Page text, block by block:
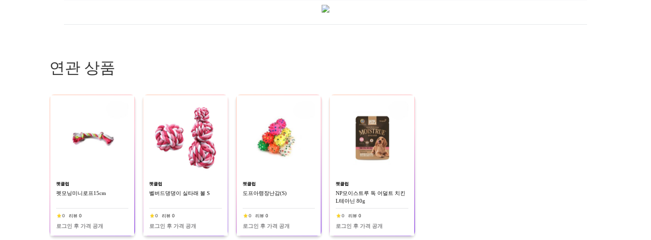
연관 상품
펫클럽
펫모닝미니로프15cm
0 리뷰 0
로그인 후 가격 공개
펫클럽
벨버드댕댕이 실타래 볼 S
0 리뷰 0
로그인 후 가격 공개
펫클럽
도프아령장난감(S)
0 리뷰 0
로그인 후 가격 공개
펫클럽
NP모이스트루 독 어덜트 치킨
L테아닌 80g
0 리뷰 0
로그인 후 가격 공개